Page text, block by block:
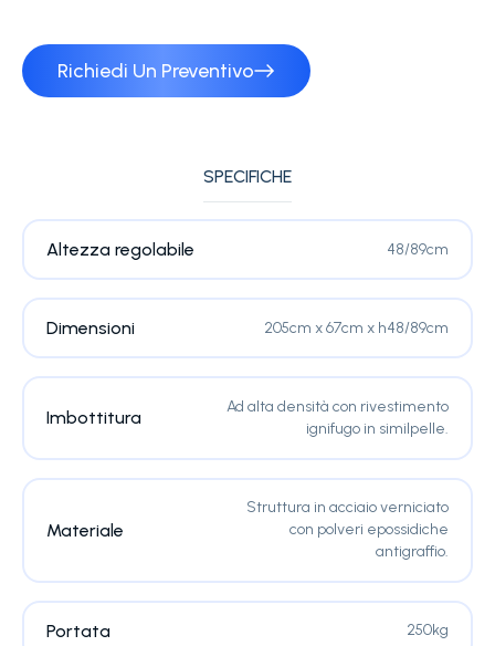
Richiedi Un Preventivo
SPECIFICHE
Altezza regolabile 48/89cm
Dimensioni 205cm x 67cm x h48/89cm
Imbottitura
Ad alta densità con rivestimento
ignifugo in similpelle.
Materiale
Struttura in acciaio verniciato
con polveri epossidiche
antigraffio.
Portata 250kg